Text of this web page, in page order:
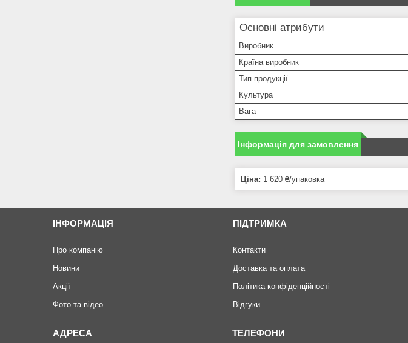
Основні атрибути
Виробник
Країна виробник
Тип продукції
Культура
Вага
Інформація для замовлення
Ціна: 1 620 ₴/упаковка
ІНФОРМАЦІЯ
Про компанію
Новини
Акції
Фото та відео
ПІДТРИМКА
Контакти
Доставка та оплата
Політика конфіденційності
Відгуки